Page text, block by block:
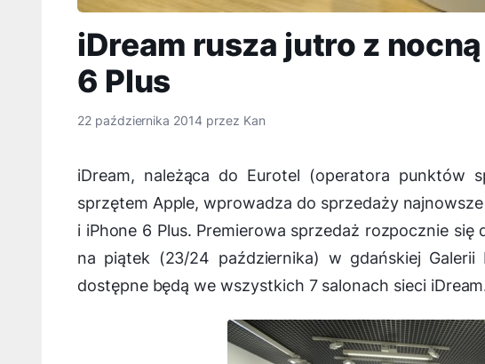
iDream rusza jutro z
6 Plus
22 października 2014 przez Kan
iDream, należąca do Eurotel (operatora punktów
sprzętem Apple, wprowadza do sprzedaży
i iPhone 6 Plus. Premierowa sprzedaż rozpocznie
na piątek (23/24 października) w gdańskiej
dostępne będą we wszystkich 7 salonach sieci